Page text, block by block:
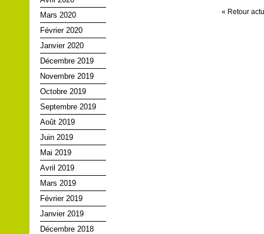
Mars 2020
Février 2020
Janvier 2020
Décembre 2019
Novembre 2019
Octobre 2019
Septembre 2019
Août 2019
Juin 2019
Mai 2019
Avril 2019
Mars 2019
Février 2019
Janvier 2019
Décembre 2018
« Retour